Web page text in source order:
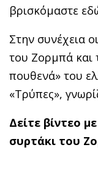
βρισκόμαστε
Στην συνέχεια
του Ζορμπά και
πουθενά» του
«Τρύπες»,
Δείτε βίντεο
συρτάκι του